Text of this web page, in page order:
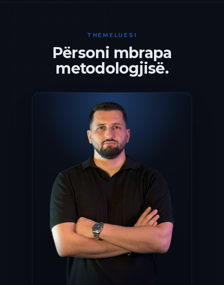
THEMELUESI
Përsoni mbrapa
metodologjisë.